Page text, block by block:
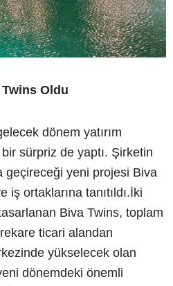
Oldu
dönem yatırım
sürpriz de yaptı. Şirketin
geçireceği yeni projesi Biva
iş ortaklarına tanıtıldı.İki
Biva Twins, toplam
ticari alandan
yükselecek olan
dönemdeki önemli